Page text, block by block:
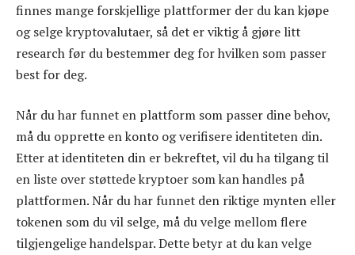
finnes mange forskjellige plattformer der du kan kjøpe
og selge kryptovalutaer, så det er viktig å gjøre litt
research før du bestemmer deg for hvilken som passer
best for deg.
Når du har funnet en plattform som passer dine behov,
må du opprette en konto og verifisere identiteten din.
Etter at identiteten din er bekreftet, vil du ha tilgang til
en liste over støttede kryptoer som kan handles på
plattformen. Når du har funnet den riktige mynten eller
tokenen som du vil selge, må du velge mellom flere
tilgjengelige handelspar. Dette betyr at du kan velge